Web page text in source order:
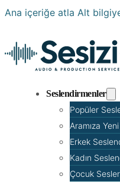
Ana içeriğe atla Alt
Seslendirmenler
Popüler
Aramıza
Erkek
Kadın
Çocuk Sesler